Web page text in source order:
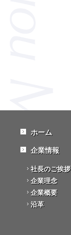
ホーム
企業情報
社長のご挨拶
企業理念
企業概要
沿革